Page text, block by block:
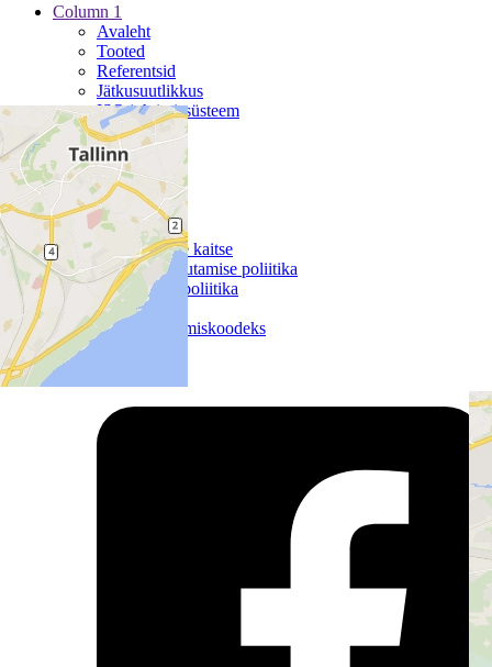
Column 1
Avaleht
Tooted
Referentsid
Jätkusuutlikkus
ISO juhtimissüsteem
Column 2
Ettevõttest
Uudised
Projektid
Kontaktid
Column 3
Isikuandmete kaitse
Küpsiste kasutamise poliitika
Inimõiguste poliitika
SpeakUp
Tarnija käitumiskoodeks
Jälgi meid